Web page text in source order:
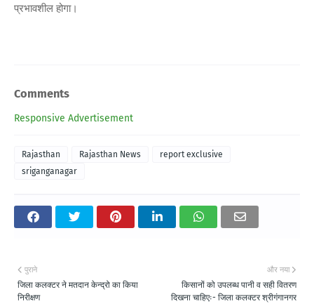
प्रभावशील होगा।
Comments
Responsive Advertisement
Rajasthan Rajasthan News
report exclusive
sriganganagar
और नया
किसानों को उपलब्ध पानी व सही वितरण
दिखना चाहिएः- जिला कलक्टर श्रीगंगानगर
पुराने
जिला कलक्टर ने मतदान केन्द्रो का किया
निरीक्षण